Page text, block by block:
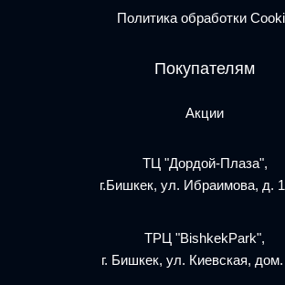
Политика обработки
Покупателям
Акции
ТЦ "Дордой-Плаза",
г.Бишкек, ул. Ибраимова, д.
ТРЦ "BishkekPark",
г. Бишкек, ул. Киевская,